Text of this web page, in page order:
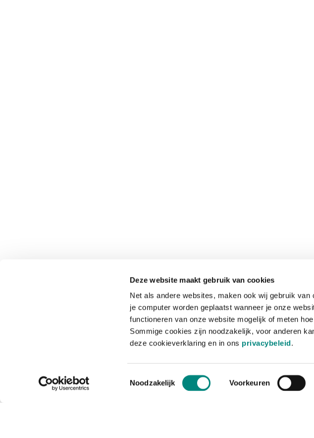
Deze website maakt gebruik van cookies
Net als andere websites, maken ook wij gebruik
je computer worden geplaatst wanneer je onze
functioneren van onze website mogelijk of meten
Sommige cookies zijn noodzakelijk, voor anderen
deze cookieverklaring en in ons privacybeleid.
Toestemmingsselectie
Noodzakelijk Voorkeuren